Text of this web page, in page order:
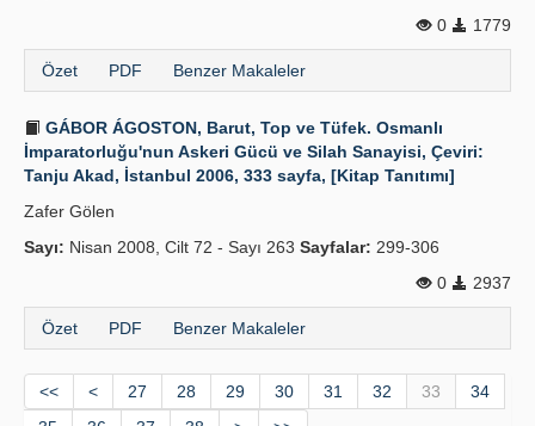
0
1779
Özet PDF Benzer Makaleler
GÁBOR ÁGOSTON, Barut, Top ve Tüfek. Osmanlı
İmparatorluğu'nun Askeri Gücü ve Silah Sanayisi, Çeviri:
Tanju Akad, İstanbul 2006, 333 sayfa, [Kitap Tanıtımı]
Zafer Gölen
Sayı: Nisan 2008, Cilt 72 - Sayı 263 Sayfalar: 299-306
0
2937
Özet PDF Benzer Makaleler
<< < 27 28 29 30 31 32 33
34